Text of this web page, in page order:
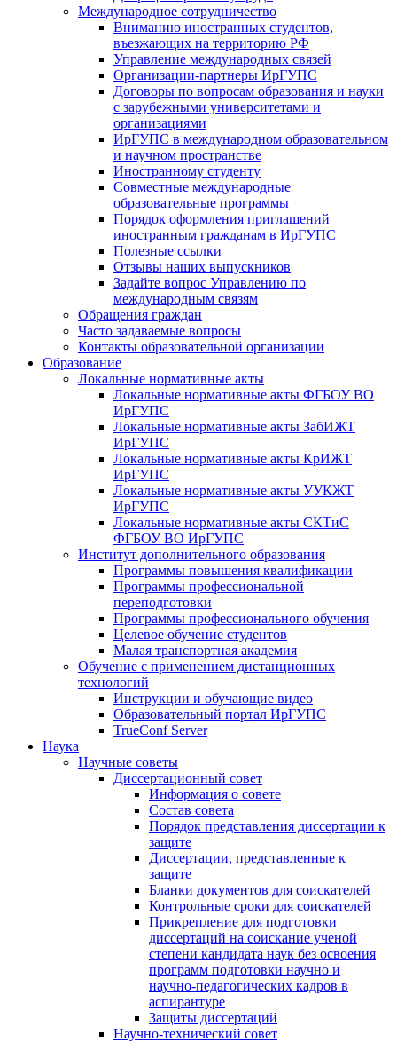
Международное сотрудничество
Вниманию иностранных студентов,
въезжающих на территорию РФ
Управление международных связей
Организации-партнеры ИрГУПС
Договоры по вопросам образования и науки
с зарубежными университетами и
организациями
ИрГУПС в международном образовательном
и научном пространстве
Иностранному студенту
Совместные международные
образовательные программы
Порядок оформления приглашений
иностранным гражданам в ИрГУПС
Полезные ссылки
Отзывы наших выпускников
Задайте вопрос Управлению по
международным связям
Обращения граждан
Часто задаваемые вопросы
Контакты образовательной организации
Образование
Локальные нормативные акты
Локальные нормативные акты ФГБОУ ВО
ИрГУПС
Локальные нормативные акты ЗабИЖТ
ИрГУПС
Локальные нормативные акты КрИЖТ
ИрГУПС
Локальные нормативные акты УУКЖТ
ИрГУПС
Локальные нормативные акты СКТиС
ФГБОУ ВО ИрГУПС
Институт дополнительного образования
Программы повышения квалификации
Программы профессиональной
переподготовки
Программы профессионального обучения
Целевое обучение студентов
Малая транспортная академия
Обучение с применением дистанционных
технологий
Инструкции и обучающие видео
Образовательный портал ИрГУПС
TrueConf Server
Наука
Научные советы
Диссертационный совет
Информация о совете
Состав совета
Порядок представления диссертации к
защите
Диссертации, представленные к
защите
Бланки документов для соискателей
Контрольные сроки для соискателей
Прикрепление для подготовки
диссертаций на соискание ученой
степени кандидата наук без освоения
программ подготовки научно и
научно-педагогических кадров в
аспирантуре
Защиты диссертаций
Научно-технический совет